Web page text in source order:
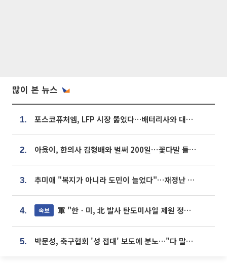
많이 본 뉴스
1. 포스코퓨처엠, LFP 시장 뚫었다…배터리사와 대규모 장기 공급 합의
2. 아옳이, 한의사 김형배와 벌써 200일⋯꽃다발 들고 "프러포즈 아냐"
3. 추미애 "복지가 아니라 도민이 늘었다"…재정난 책임론 정면돌파
4. 속보 軍 "한ㆍ미, 北 발사 탄도미사일 제원 정밀분석 중"
5. 박문성, 축구협회 '성 접대' 보도에 분노…"다 말아먹으려고 작정했나"